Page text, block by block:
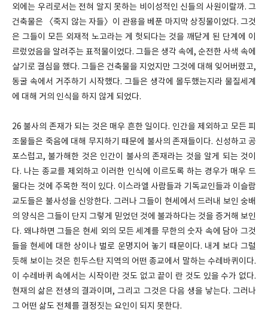
외에는 우리로서는 전혀 알지 못하는 비이성적인 신들의 사원이랄까. 그
건축물은 〈죽지 않는 자들〉이 관용을 베푼 마지막 상징물이었다. 그것
은 그들이 모든 외재적 노고라는 게 헛되다는 것을 깨닫게 된 단계에 이
르렀었음을 알려주는 표적물이었다. 그들은 생각 속에, 순전한 사색 속에
살기로 결심을 했다. 그들은 건축물을 지었지만 그것에 대해 잊어버렸고,
동굴 속에서 거주하기 시작했다. 그들은 생각에 몰두했는지라 물질세계
에 대해 거의 인식을 하지 않게 되었다.
26 불사의 존재가 되는 것은 매우 흔한 일이다. 인간을 제외하고 모든 피
조물들은 죽음에 대해 무지하기 때문에 불사의 존재들이다. 신성하고 공
포스럽고, 불가해한 것은 인간이 불사의 존재라는 것을 알게 되는 것이
다. 나는 종교를 제외하고 이러한 인식에 이르도록 하는 경우가 매우 드
물다는 것에 주목한 적이 있다. 이스라엘 사람들과 기독교인들과 이슬람
교도들은 불사성을 신앙한다. 그러나 그들이 현세에서 드러내 보인 숭배
의 양식은 그들이 단지 그렇게 믿었던 것에 불과하다는 것을 증거해 보인
다. 왜냐하면 그들은 현세 외의 모든 세계를 무한의 숫자 속에 담아 그것
들을 현세에 대한 상이나 벌로 운명지어 놓기 때문이다. 내게 보다 그럴
듯해 보이는 것은 힌두스탄 지역의 어떤 종교에서 말하는 수레바퀴이다.
이 수레바퀴 속에서는 시작이란 것도 없고 끝이 란 것도 있을 수가 없다.
현재의 삶은 전생의 결과이며, 그리고 그것은 다음 생을 낳는다. 그러나
그 어떤 삶도 전체를 결정짓는 요인이 되지 못한다.